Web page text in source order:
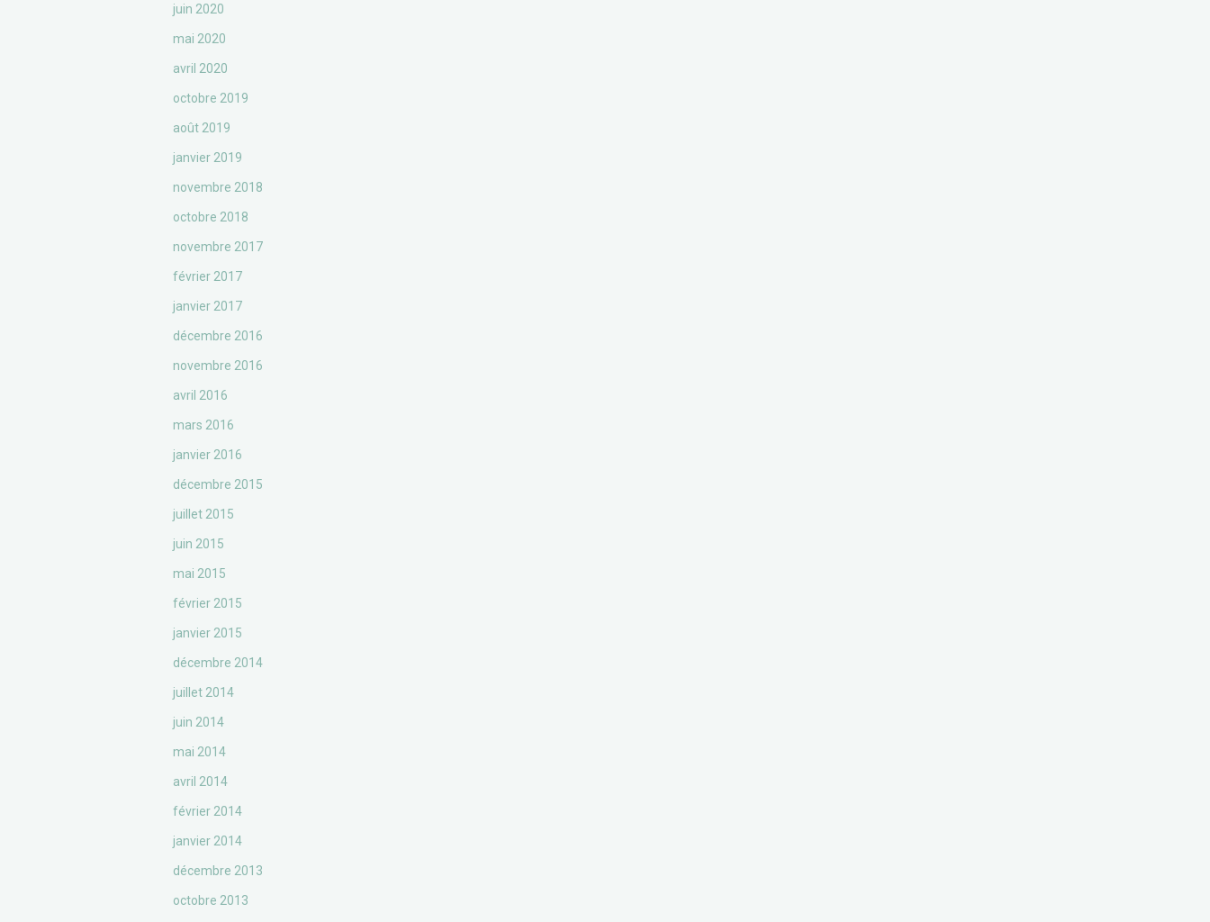
juin 2020
mai 2020
avril 2020
octobre 2019
août 2019
janvier 2019
novembre 2018
octobre 2018
novembre 2017
février 2017
janvier 2017
décembre 2016
novembre 2016
avril 2016
mars 2016
janvier 2016
décembre 2015
juillet 2015
juin 2015
mai 2015
février 2015
janvier 2015
décembre 2014
juillet 2014
juin 2014
mai 2014
avril 2014
février 2014
janvier 2014
décembre 2013
octobre 2013